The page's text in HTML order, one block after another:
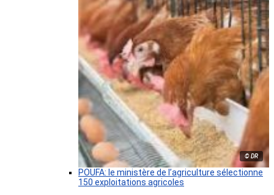
© DR
POUFA: le ministère de l’agriculture sélectionne
150 exploitations agricoles